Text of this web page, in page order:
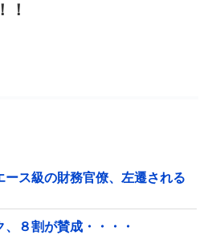
！
ース級の財務官僚、左遷される
、８割が賛成・・・・